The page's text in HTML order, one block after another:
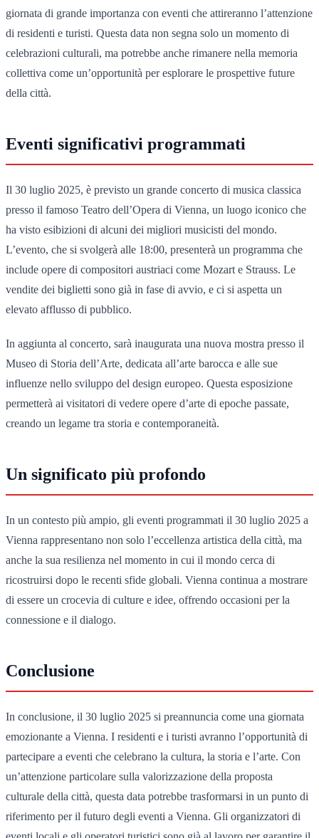
giornata di grande importanza con eventi che attireranno l’attenzione
di residenti e turisti. Questa data non segna solo un momento di
celebrazioni culturali, ma potrebbe anche rimanere nella memoria
collettiva come un’opportunità per esplorare le prospettive future
della città.
Eventi significativi programmati
Il 30 luglio 2025, è previsto un grande concerto di musica classica
presso il famoso Teatro dell’Opera di Vienna, un luogo iconico che
ha visto esibizioni di alcuni dei migliori musicisti del mondo.
L’evento, che si svolgerà alle 18:00, presenterà un programma che
include opere di compositori austriaci come Mozart e Strauss. Le
vendite dei biglietti sono già in fase di avvio, e ci si aspetta un
elevato afflusso di pubblico.
In aggiunta al concerto, sarà inaugurata una nuova mostra presso il
Museo di Storia dell’Arte, dedicata all’arte barocca e alle sue
influenze nello sviluppo del design europeo. Questa esposizione
permetterà ai visitatori di vedere opere d’arte di epoche passate,
creando un legame tra storia e contemporaneità.
Un significato più profondo
In un contesto più ampio, gli eventi programmati il 30 luglio 2025 a
Vienna rappresentano non solo l’eccellenza artistica della città, ma
anche la sua resilienza nel momento in cui il mondo cerca di
ricostruirsi dopo le recenti sfide globali. Vienna continua a mostrare
di essere un crocevia di culture e idee, offrendo occasioni per la
connessione e il dialogo.
Conclusione
In conclusione, il 30 luglio 2025 si preannuncia come una giornata
emozionante a Vienna. I residenti e i turisti avranno l’opportunità di
partecipare a eventi che celebrano la cultura, la storia e l’arte. Con
un’attenzione particolare sulla valorizzazione della proposta
culturale della città, questa data potrebbe trasformarsi in un punto di
riferimento per il futuro degli eventi a Vienna. Gli organizzatori di